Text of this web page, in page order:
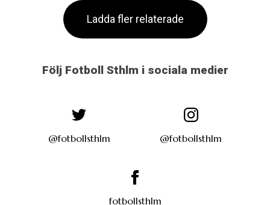
Ladda fler relaterade
Följ Fotboll Sthlm i sociala medier
@fotbollsthlm @fotbollsthlm
fotbollsthlm